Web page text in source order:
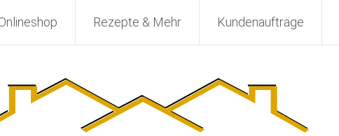
Rezepte & Mehr Kundenaufträge